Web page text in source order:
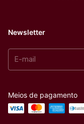
Newsletter
Meios de pagamento